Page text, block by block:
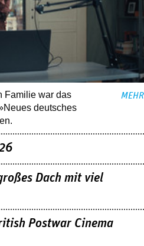
Familie war das
deutsches
MEHR
Dach mit viel
Postwar Cinema